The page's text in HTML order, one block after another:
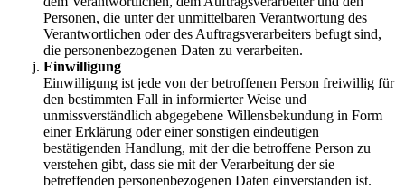
Personen, die unter der unmittelbaren Verantwortung des
Verantwortlichen oder des Auftragsverarbeiters befugt sind,
die personenbezogenen Daten zu verarbeiten.
Einwilligung
Einwilligung ist jede von der betroffenen Person freiwillig für
den bestimmten Fall in informierter Weise und
unmissverständlich abgegebene Willensbekundung in Form
einer Erklärung oder einer sonstigen eindeutigen
bestätigenden Handlung, mit der die betroffene Person zu
verstehen gibt, dass sie mit der Verarbeitung der sie
betreffenden personenbezogenen Daten einverstanden ist.